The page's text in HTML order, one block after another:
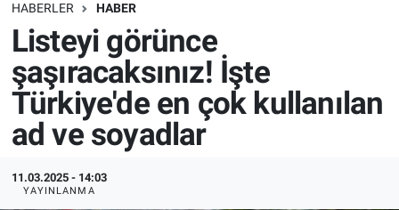
HABERLER HABER
Listeyi görünce
şaşıracaksınız! İşte
Türkiye'de en çok kullanılan
ad ve soyadlar
11.03.2025 - 14:03
YAYINLANMA
Bilim turu
Bilim ve Teknoloji Evreni
Doğa Konuşuyor
Dünya
Ege Saati
Dünya
Teknoloji
Sağlık
Spor
Yayın Akışı
Trafik Durumu
Süper Lig Puan Durumu ve Fikstür
Tüm Manşetler
Son Dakika Haberleri
Haber Arşivi